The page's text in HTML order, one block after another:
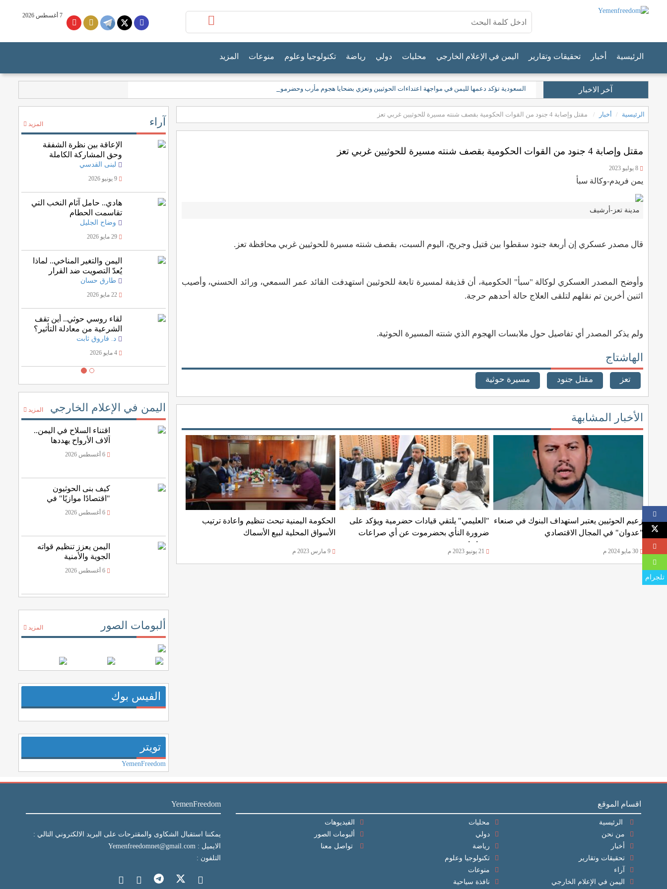
7 أغسطس 2026
الرئيسية أخبار تحقيقات وتقارير اليمن في الإعلام الخارجي محليات دولي رياضة تكنولوجيا وعلوم منوعات المزيد
آخر الاخبار السعودية تؤكد دعمها لليمن في مواجهة اعتداءات الحوثيين وتعزي بضحايا هجوم مأرب وحضرموت
الرئيسية أخبار مقتل وإصابة 4 جنود من القوات الحكومية بقصف شنته مسيرة للحوثيين غربي تعز
مقتل وإصابة 4 جنود من القوات الحكومية بقصف شنته مسيرة للحوثيين غربي تعز
يمن فريدم-وكالة سبأ
مدينة تعز-أرشيف
قال مصدر عسكري إن أربعة جنود سقطوا بين قتيل وجريح، اليوم السبت، بقصف شنته مسيرة للحوثيين غربي محافظة تعز.
وأوضح المصدر العسكري لوكالة "سبأ" الحكومية، أن قذيفة لمسيرة تابعة للحوثيين استهدفت القائد عمر السمعي، ورائد الحسني، وأصيب
اثنين أخرين تم نقلهم لتلقى العلاج حالة أحدهم حرجة.
ولم يذكر المصدر أي تفاصيل حول ملابسات الهجوم الذي شنته المسيرة الحوثية.
الهاشتاج
تعز مقتل جنود مسيرة حوثية
الأخبار المشابهة
زعيم الحوثيين يعتبر استهداف البنوك في صنعاء
"عدوان" في المجال الاقتصادي
"العليمي" يلتقي قيادات حضرمية ويؤكد على
ضرورة النأي بحضرموت عن أي صراعات
وتجاذبات
الحكومة اليمنية تبحث تنظيم واعادة ترتيب
الأسواق المحلية لبيع الأسماك
9 مارس 2023 م
آراء المزيد
الإعاقة بين نظرة الشفقة
وحق المشاركة الكاملة
لبنى القدسي
9 يونيو 2026
هادي.. حامل آثام النخب التي
تقاسمت الحطام
وضاح الجليل
29 مايو 2026
اليمن والتغير المناخي.. لماذا
يُعدّ التصويت ضد القرار
الأممي خسارة للمصلحة
اليمنية؟
طارق حسان
22 مايو 2026
لقاء روسي حوثي.. أين تقف
الشرعية من معادلة التأثير؟
د. فاروق ثابت
4 مايو 2026
اليمن في الإعلام الخارجي المزيد
اقتناء السلاح في اليمن..
آلاف الأرواح يهددها
الرصاص المنفلت6 أغسطس 2026
كيف بنى الحوثيون
"اقتصادًا موازيًا" في
اليمن؟6 أغسطس 2026
اليمن يعزز تنظيم قواته
الجوية والأمنية
6 أغسطس 2026
ألبومات الصور المزيد
الفيس بوك
تويتر
YemenFreedom
تلجرام
اقسام الموقع
الرئيسية
من نحن
أخبار
تحقيقات وتقارير
آراء
اليمن في الإعلام الخارجي
محليات
دولي
رياضة
تكنولوجيا وعلوم
منوعات
نافذة سياحية
الفيديوهات
ألبومات الصور
تواصل معنا
YemenFreedom
يمكننا استقبال الشكاوى والمقترحات على البريد الالكتروني التالي :
الايميل : Yemenfreedomnet@gmail.com
التلفون :